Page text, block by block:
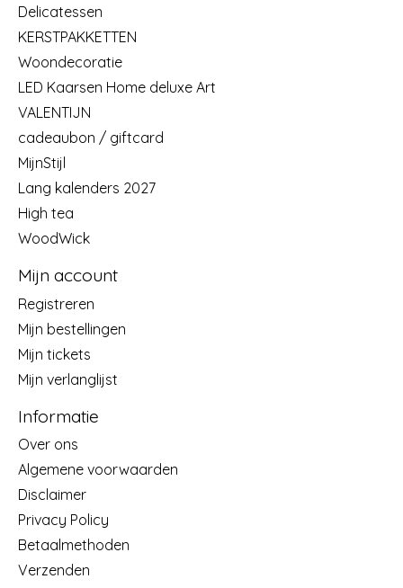
Delicatessen
KERSTPAKKETTEN
Woondecoratie
LED Kaarsen Home deluxe Art
VALENTIJN
cadeaubon / giftcard
MijnStijl
Lang kalenders 2027
High tea
WoodWick
Mijn account
Registreren
Mijn bestellingen
Mijn tickets
Mijn verlanglijst
Informatie
Over ons
Algemene voorwaarden
Disclaimer
Privacy Policy
Betaalmethoden
Verzenden